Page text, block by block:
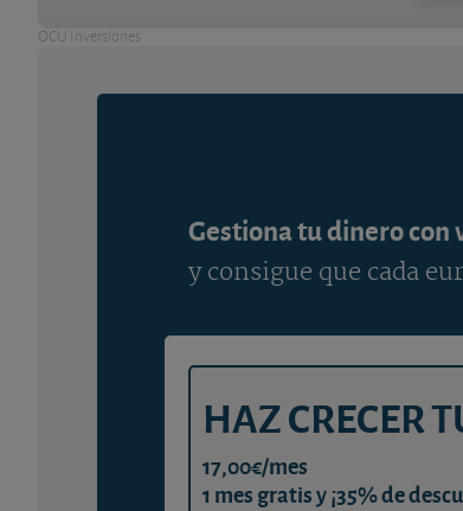
OCU Inversiones
Gestiona tu dinero con
y consigue que cada
HAZ CRECER
17,00€/mes
1 mes gratis y ¡35% de